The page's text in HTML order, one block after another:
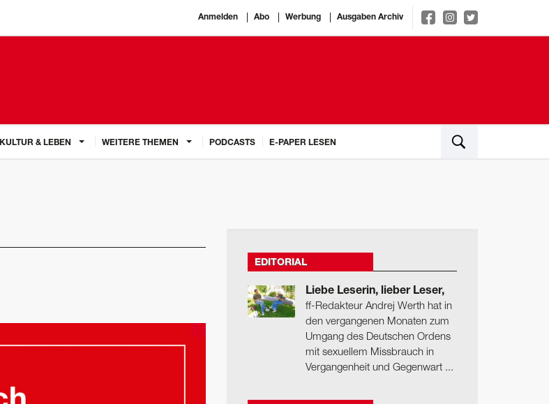
Anmelden Abo Werbung Ausgaben Archiv
KULTUR & LEBEN WEITERE THEMEN PODCASTS E-PAPER LESEN
EDITORIAL
Liebe Leserin, lieber Leser,
ff-Redakteur Andrej Werth hat in
den vergangenen Monaten zum
Umgang des Deutschen Ordens
mit sexuellem Missbrauch in
Vergangenheit und Gegenwart ...